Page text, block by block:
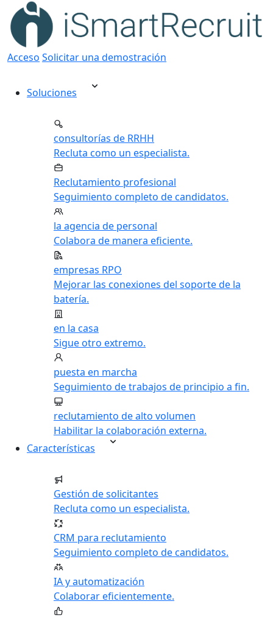
Acceso Solicitar una demostración
Soluciones
consultorías de RRHH
Recluta como un especialista.
Reclutamiento profesional
Seguimiento completo de candidatos.
la agencia de personal
Colabora de manera eficiente.
empresas RPO
Mejorar las conexiones del soporte de la
batería.
en la casa
Sigue otro extremo.
puesta en marcha
Seguimiento de trabajos de principio a fin.
reclutamiento de alto volumen
Habilitar la colaboración externa.
Características
Gestión de solicitantes
Recluta como un especialista.
CRM para reclutamiento
Seguimiento completo de candidatos.
IA y automatización
Colaborar eficientemente.